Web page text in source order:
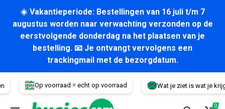
☀️ Vakantieperiode: Bestellingen van 16 juli t/m 7
augustus worden naar verwachting verzonden op de
eerstvolgende donderdag na het plaatsen van je
bestelling. 📧 Je ontvangt vervolgens een
trackingmail met de bezorgdatum.
Op voorraad = echt op voorraad Wat je ziet is wat je krijgt!
Voertuig
0